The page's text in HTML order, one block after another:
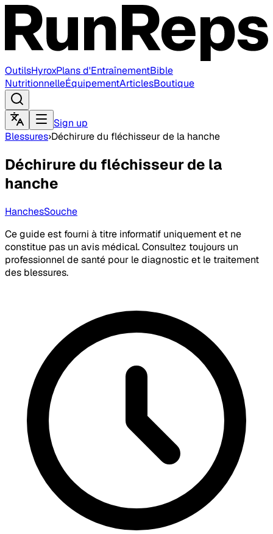
OutilsHyroxPlans d'EntraînementBible
NutritionnelleÉquipementArticlesBoutique
Sign up
Blessures›Déchirure du fléchisseur de la hanche
Déchirure du fléchisseur de la
hanche
HanchesSouche
Ce guide est fourni à titre informatif uniquement et ne
constitue pas un avis médical. Consultez toujours un
professionnel de santé pour le diagnostic et le traitement
des blessures.